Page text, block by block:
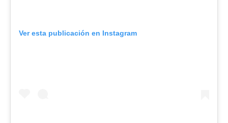
Ver esta publicación en Instagram